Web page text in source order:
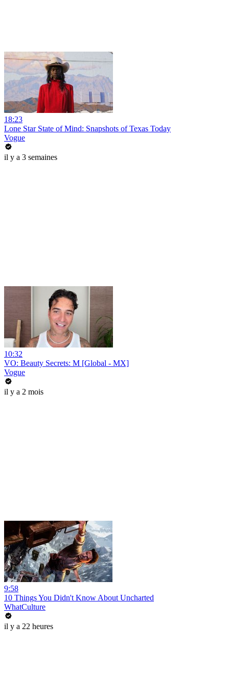
18:23
Lone Star State of Mind: Snapshots of Texas Today
Vogue
il y a 3 semaines
10:32
VO: Beauty Secrets: M [Global - MX]
Vogue
il y a 2 mois
9:58
10 Things You Didn't Know About Uncharted
WhatCulture
il y a 22 heures